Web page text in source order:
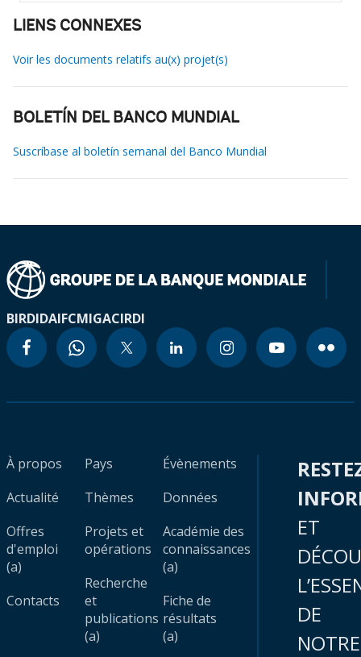
LIENS CONNEXES
Voir les documents relatifs au(x) projet(s)
BOLETÍN DEL BANCO MUNDIAL
Suscríbase al boletín semanal del Banco Mundial
BIRDIDAIFCMIGACIRDI
À propos
Actualité
Offres
d'emploi
(a)
Contacts
Pays
Thèmes
Projets et
opérations
Recherche
et
publications
(a)
Évènements
Données
Académie des
connaissances
(a)
Fiche de
résultats
(a)
ET
DE
NOTRE